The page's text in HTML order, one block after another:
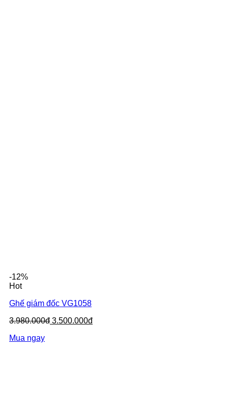
-12%
Hot
Ghế giám đốc VG1058
3.980.000đ 3.500.000đ
Mua ngay